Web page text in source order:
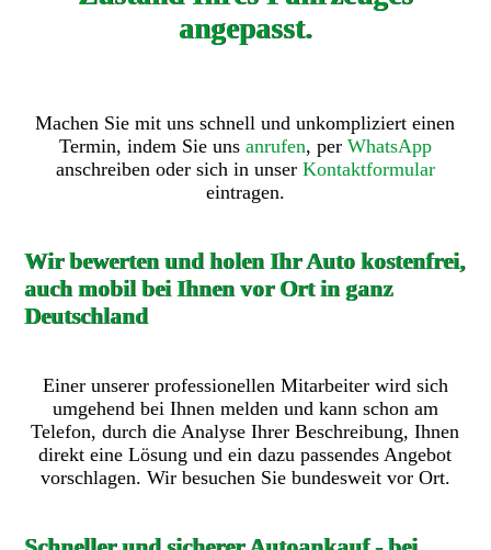
angepasst.
Machen Sie mit uns schnell und unkompliziert einen
Termin, indem Sie uns anrufen, per WhatsApp
anschreiben oder sich in unser Kontaktformular
eintragen.
Wir bewerten und holen Ihr Auto kostenfrei,
auch mobil bei Ihnen vor Ort in ganz
Deutschland
Einer unserer professionellen Mitarbeiter wird sich
umgehend bei Ihnen melden und kann schon am
Telefon, durch die Analyse Ihrer Beschreibung, Ihnen
direkt eine Lösung und ein dazu passendes Angebot
vorschlagen. Wir besuchen Sie bundesweit vor Ort.